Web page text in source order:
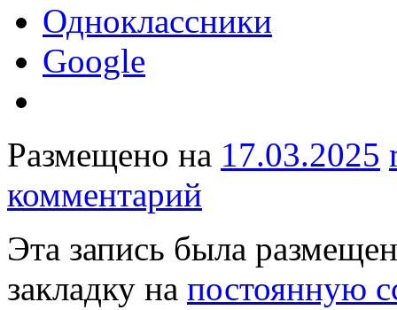
Одноклассники
Google
Размещено на 17.03.2025
комментарий
Эта запись была
закладку на постоянную